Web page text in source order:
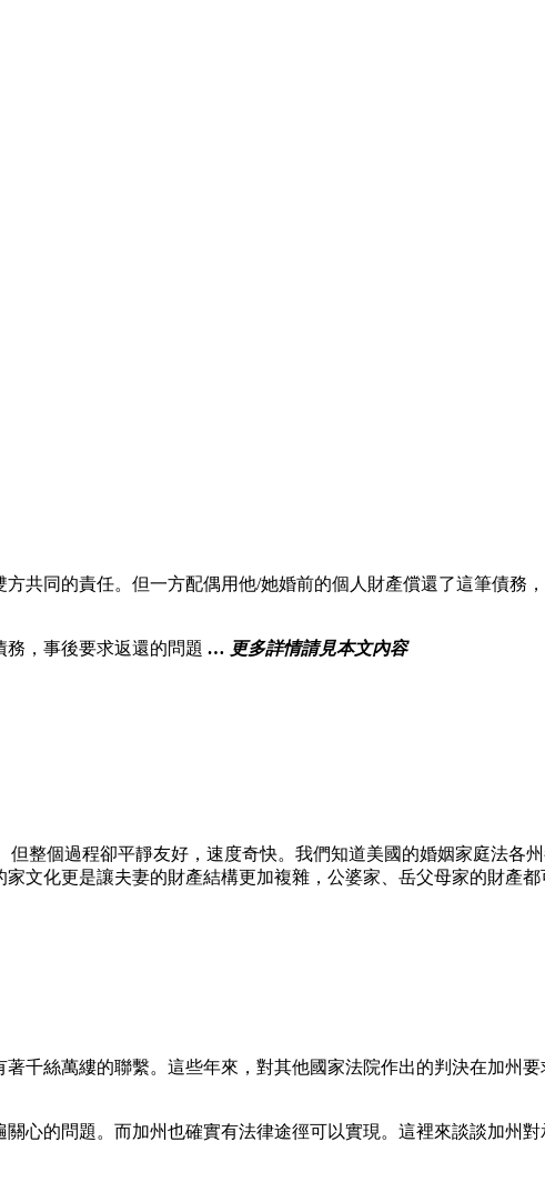
共同的責任。但一方配偶用他/她婚前的個人財產償還了這筆債務
，事後要求返還的問題 … 更多詳情請見本文內容
整個過程卻平靜友好，速度奇快。我們知道美國的婚姻家庭法各
文化更是讓夫妻的財產結構更加複雜，公婆家、岳父母家的財產
千絲萬縷的聯繫。這些年來，對其他國家法院作出的判決在加州
心的問題。而加州也確實有法律途徑可以實現。這裡來談談加州